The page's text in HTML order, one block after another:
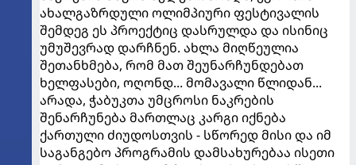
ახალგაზრდული ოლიმპიური ფესტივალის
შემდეგ ეს პროექტიც დასრულდა და ისინიც
უმუშევრად დარჩნენ. ახლა მიღწეულია
შეთანხმება, რომ მათ შეუნარჩუნდებათ
ხელფასები, ოღონდ... მომავალი წლიდან...
არადა, ჭაბუკთა უმცროსი ნაკრების
შენარჩუნება მართლაც კარგი იქნება
ქართული ძიუდოსთვის - სწორედ მისი და იმ
საგანგებო პროგრამის დამსახურებაა ისეთი